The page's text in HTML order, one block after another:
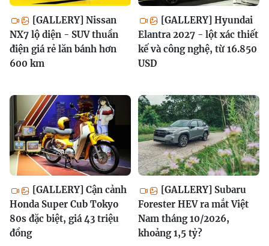
[GALLERY] Nissan
NX7 lộ diện - SUV thuần
điện giá rẻ lăn bánh hơn
600 km
[GALLERY] Hyundai
Elantra 2027 - lột xác thiết
kế và công nghệ, từ 16.850
USD
[GALLERY] Cận cảnh
Honda Super Cub Tokyo
80s đặc biệt, giá 43 triệu
đồng
[GALLERY] Subaru
Forester HEV ra mắt Việt
Nam tháng 10/2026,
khoảng 1,5 tỷ?